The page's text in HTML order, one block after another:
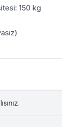
150 kg
.